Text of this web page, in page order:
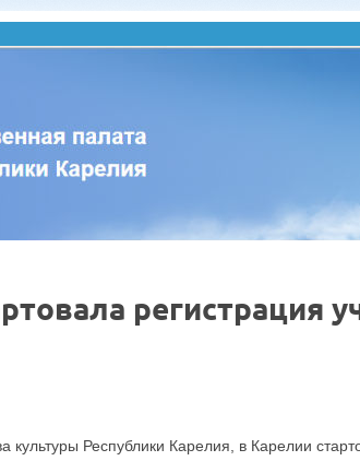
регистрация
Республики Карелия, в Карелии